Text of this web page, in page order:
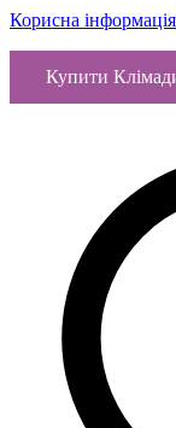
Корисна інформація
Купити